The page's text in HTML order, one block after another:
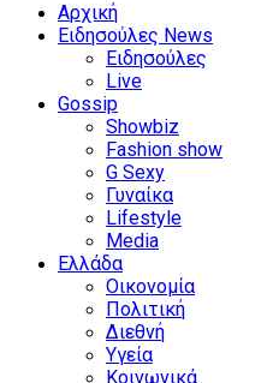
Αρχική
Ειδησούλες News
Ειδησούλες
Live
Gossip
Showbiz
Fashion show
G Sexy
Γυναίκα
Lifestyle
Media
Ελλάδα
Οικονομία
Πολιτική
Διεθνή
Υγεία
Κοινωνικά